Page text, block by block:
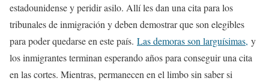
estadounidense y peridir asilo. Allí les dan una cita para los
tribunales de inmigración y deben demostrar que son elegibles
para poder quedarse en este país. Las demoras son larguísimas, y
los inmigrantes terminan esperando años para conseguir una cita
en las cortes. Mientras, permanecen en el limbo sin saber si